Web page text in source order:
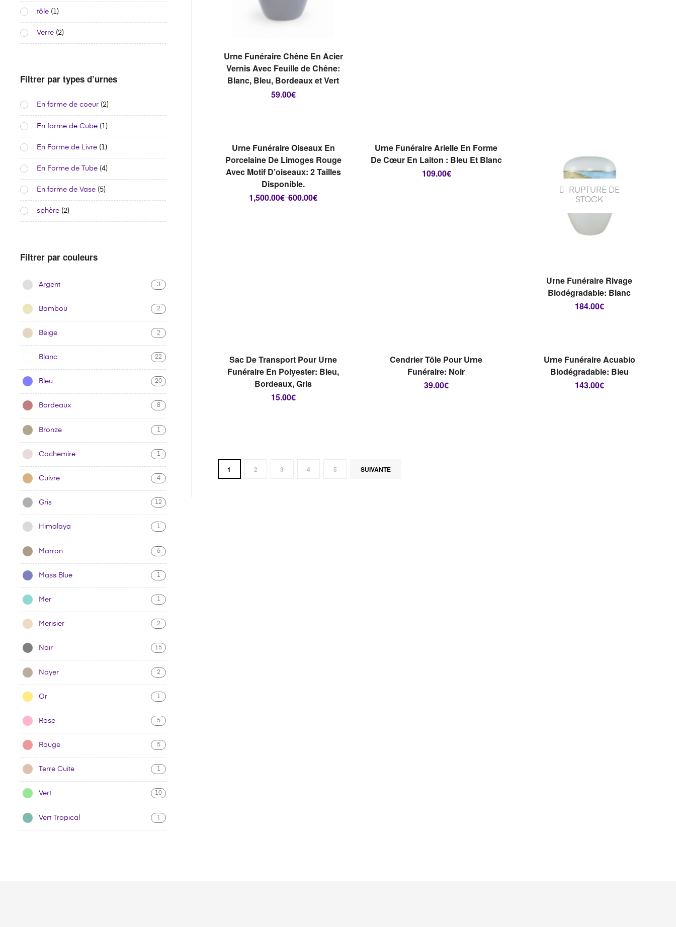
CHOIX DES OPTIONS
Urne Funéraire Chêne En Acier
Vernis Avec Feuille de Chêne:
Blanc, Bleu, Bordeaux et Vert
59.00€
CHOIX DES OPTIONS
Urne Funéraire Oiseaux En
Porcelaine De Limoges Rouge
Avec Motif D’oiseaux: 2 Tailles
Disponible.
600.00€
–
1,500.00€
CHOIX DES OPTIONS
Urne Funéraire Arielle En Forme
De Cœur En Laiton : Bleu Et Blanc
109.00€
RUPTURE DE
STOCK
LIRE LA SUITE
Urne Funéraire Rivage
Biodégradable: Blanc
184.00€
CHOIX DES OPTIONS
Sac De Transport Pour Urne
Funéraire En Polyester: Bleu,
Bordeaux, Gris
15.00€
LIRE LA SUITE
Cendrier Tôle Pour Urne
Funéraire: Noir
39.00€
LIRE LA SUITE
Urne Funéraire Acuabio
Biodégradable: Bleu
143.00€
1 2 3 4 5 SUIVANTE
tôle (1)
Verre (2)
Filtrer par types d’urnes
En forme de coeur (2)
En forme de Cube (1)
En Forme de Livre (1)
En Forme de Tube (4)
En forme de Vase (5)
sphère (2)
Filtrer par couleurs
Argent 3
Bambou 2
Beige 2
Blanc 22
Bleu 20
Bordeaux 8
Bronze 1
Cachemire 1
Cuivre 4
Gris 12
Himalaya 1
Marron 6
Mass Blue 1
Mer 1
Merisier 2
Noir 15
Noyer 2
Or 1
Rose 5
Rouge 5
Terre Cuite 1
Vert 10
Vert Tropical 1